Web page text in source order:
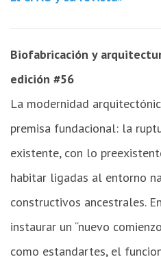
Biofabricación y
edición #56
La modernidad
premisa fundacional: la
existente, con lo
habitar ligadas al entorno
constructivos ancestrales.
instaurar un “nuevo
como estandartes, el